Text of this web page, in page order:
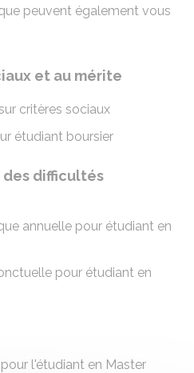
peuvent également vous
et au mérite
critères sociaux
étudiant boursier
difficultés
annuelle pour étudiant en
pour étudiant en
l'étudiant en Master